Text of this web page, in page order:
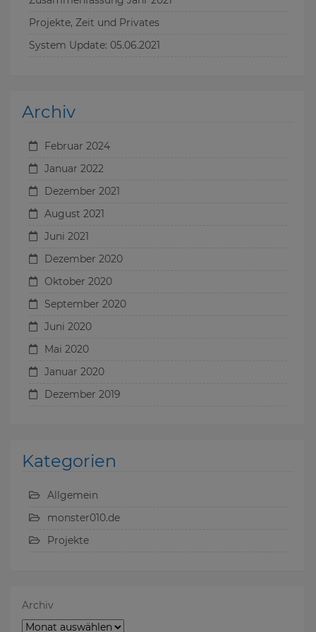
Projekte, Zeit und Privates
System Update: 05.06.2021
Archiv
Februar 2024
Januar 2022
Dezember 2021
August 2021
Juni 2021
Dezember 2020
Oktober 2020
September 2020
Juni 2020
Mai 2020
Januar 2020
Dezember 2019
Kategorien
Allgemein
monster010.de
Projekte
Archiv